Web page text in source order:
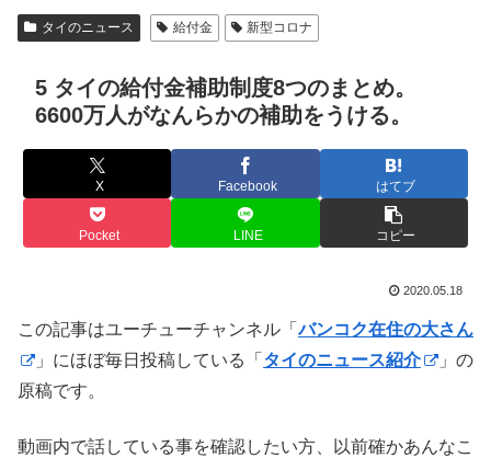
タイのニュース 給付金 新型コロナ
5 タイの給付金補助制度8つのまとめ。
6600万人がなんらかの補助をうける。
X Facebook はてブ
Pocket LINE コピー
2020.05.18
この記事はユーチューチャンネル「バンコク在住の大さん
」にほぼ毎日投稿している「 タイのニュース紹介
」の
原稿です。
動画内で話している事を確認したい方、以前確かあんなこ